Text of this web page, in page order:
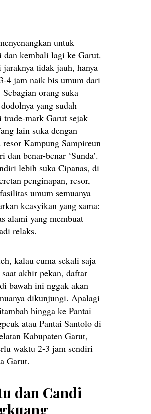
untuk
dan kembali lagi ke Garut.
tidak jauh, hanya
4 jam naik bis umum dari
Sebagian orang suka
yang sudah
trade-mark Garut sejak
lain suka dengan
resor Kampung Sampireun
dan benar-benar ‘Sunda’.
lebih suka Cipanas, di
penginapan, resor,
umum semuanya
keasyikan yang sama:
alami yang membuat
relaks.
kalau cuma sekali saja
saat akhir pekan, daftar
bawah ini nggak akan
dikunjungi. Apalagi
hingga ke Pantai
atau Pantai Santolo di
Kabupaten Garut,
waktu 2-3 jam sendiri
Garut.
dan Candi